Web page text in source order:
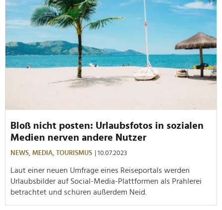
Bloß nicht posten: Urlaubsfotos in sozialen
Medien nerven andere Nutzer
NEWS, MEDIA, TOURISMUS | 10.07.2023
Laut einer neuen Umfrage eines Reiseportals werden
Urlaubsbilder auf Social-Media-Plattformen als Prahlerei
betrachtet und schüren außerdem Neid.